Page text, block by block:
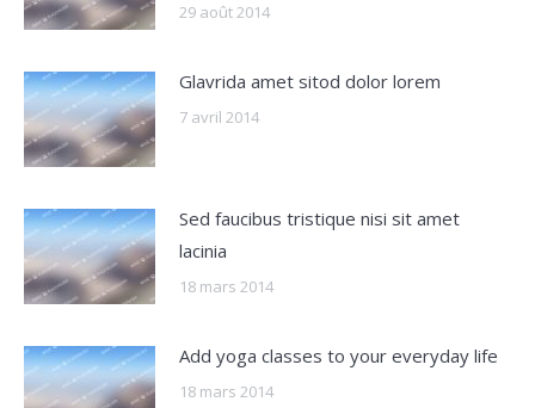
29 août 2014
Glavrida amet sitod dolor lorem
7 avril 2014
Sed faucibus tristique nisi sit amet
lacinia
18 mars 2014
Add yoga classes to your everyday life
18 mars 2014